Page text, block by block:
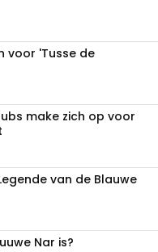
voor 'Tusse de
make zich op voor
van de Blauwe
Nar is?